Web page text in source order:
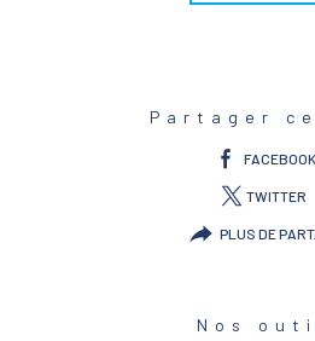
Partager
FACEBOOK
TWITTER
PLUS DE
Nos